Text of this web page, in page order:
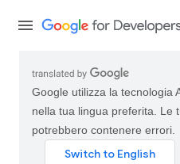
Google utilizza la tecnologia
nella tua lingua preferita. Le
potrebbero contenere errori.